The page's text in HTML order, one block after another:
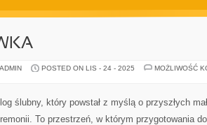
POSTED ON LIS - 24 - 2025
MOŻLIWOŚĆ
ślubny, który powstał z myślą o przyszłych
To przestrzeń, w którym przygotowania